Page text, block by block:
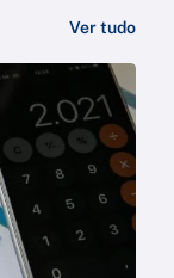
Ver tudo